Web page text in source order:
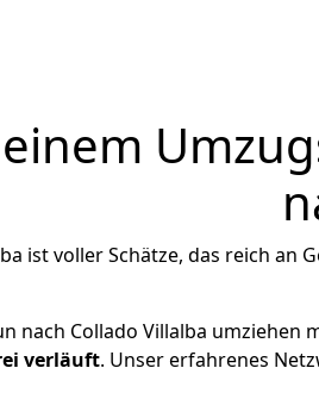
ist voller Schätze, das reich an
nach Collado Villalba umziehen
verläuft. Unser erfahrenes